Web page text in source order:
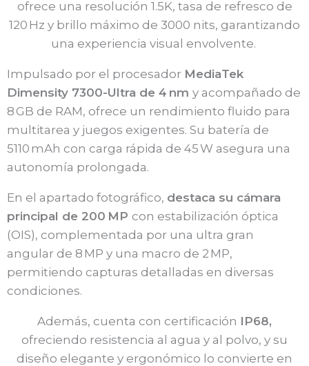
ofrece una resolución 1.5K, tasa de refresco de
120 Hz y brillo máximo de 3000 nits, garantizando
una experiencia visual envolvente. ​
Impulsado por el procesador MediaTek
Dimensity 7300-Ultra de 4 nm y acompañado de
8 GB de RAM, ofrece un rendimiento fluido para
multitarea y juegos exigentes. Su batería de
5110 mAh con carga rápida de 45 W asegura una
autonomía prolongada.
En el apartado fotográfico, destaca su cámara
principal de 200 MP con estabilización óptica
(OIS), complementada por una ultra gran
angular de 8 MP y una macro de 2 MP,
permitiendo capturas detalladas en diversas
condiciones. ​
Además, cuenta con certificación IP68,
ofreciendo resistencia al agua y al polvo, y su
diseño elegante y ergonómico lo convierte en